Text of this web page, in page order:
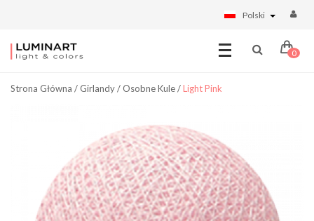
Polski
0
Strona Główna / Girlandy/Osobne Kule/Light Pink